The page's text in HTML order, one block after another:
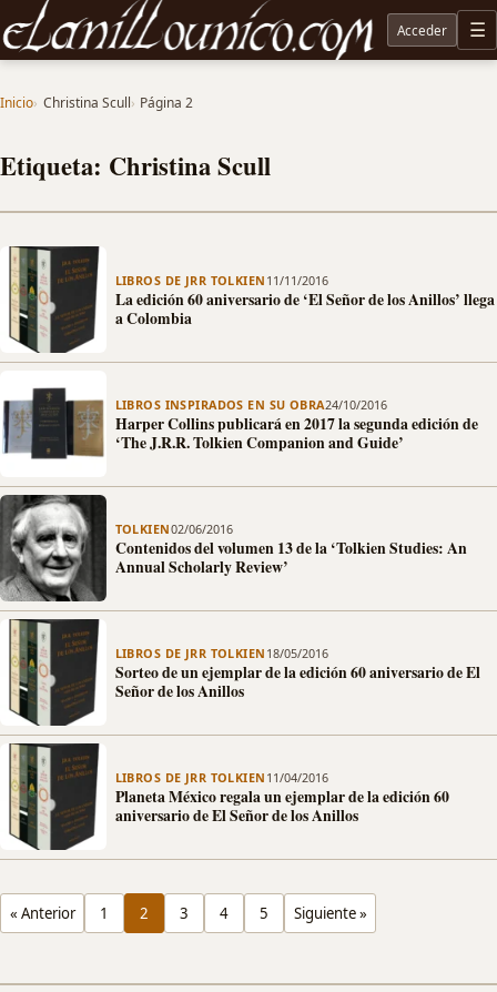
Noticias sobre Tolkien: El Señor de los Anillos, Los Anillos de Poder, La Caza de Gollum, la
Acceder
Inicio Christina Scull Página 2
Etiqueta: Christina Scull
LIBROS DE JRR TOLKIEN 11/11/2016
La edición 60 aniversario de ‘El Señor de los Anillos’ llega
a Colombia
LIBROS INSPIRADOS EN SU OBRA24/10/2016
Harper Collins publicará en 2017 la segunda edición de
‘The J.R.R. Tolkien Companion and Guide’
TOLKIEN02/06/2016
Contenidos del volumen 13 de la ‘Tolkien Studies: An
Annual Scholarly Review’
LIBROS DE JRR TOLKIEN 18/05/2016
Sorteo de un ejemplar de la edición 60 aniversario de El
Señor de los Anillos
LIBROS DE JRR TOLKIEN 11/04/2016
Planeta México regala un ejemplar de la edición 60
aniversario de El Señor de los Anillos
« Anterior 1 2 3 4 5 Siguiente »